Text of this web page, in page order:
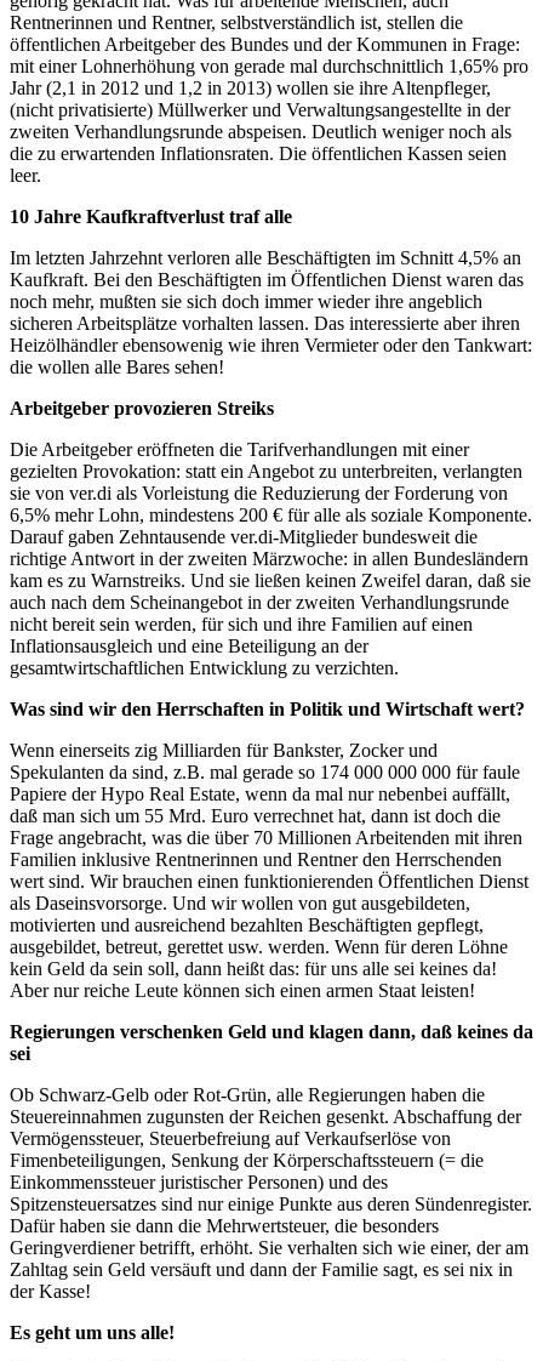
Rentnerinnen und Rentner, selbstverständlich ist, stellen die
öffentlichen Arbeitgeber des Bundes und der Kommunen in Frage:
mit einer Lohnerhöhung von gerade mal durchschnittlich 1,65% pro
Jahr (2,1 in 2012 und 1,2 in 2013) wollen sie ihre Altenpfleger,
(nicht privatisierte) Müllwerker und Verwaltungsangestellte in der
zweiten Verhandlungsrunde abspeisen. Deutlich weniger noch als
die zu erwartenden Inflationsraten. Die öffentlichen Kassen seien
leer.
10 Jahre Kaufkraftverlust traf alle
Im letzten Jahrzehnt verloren alle Beschäftigten im Schnitt 4,5% an
Kaufkraft. Bei den Beschäftigten im Öffentlichen Dienst waren das
noch mehr, mußten sie sich doch immer wieder ihre angeblich
sicheren Arbeitsplätze vorhalten lassen. Das interessierte aber ihren
Heizölhändler ebensowenig wie ihren Vermieter oder den Tankwart:
die wollen alle Bares sehen!
Arbeitgeber provozieren Streiks
Die Arbeitgeber eröffneten die Tarifverhandlungen mit einer
gezielten Provokation: statt ein Angebot zu unterbreiten, verlangten
sie von ver.di als Vorleistung die Reduzierung der Forderung von
6,5% mehr Lohn, mindestens 200 € für alle als soziale Komponente.
Darauf gaben Zehntausende ver.di-Mitglieder bundesweit die
richtige Antwort in der zweiten Märzwoche: in allen Bundesländern
kam es zu Warnstreiks. Und sie ließen keinen Zweifel daran, daß sie
auch nach dem Scheinangebot in der zweiten Verhandlungsrunde
nicht bereit sein werden, für sich und ihre Familien auf einen
Inflationsausgleich und eine Beteiligung an der
gesamtwirtschaftlichen Entwicklung zu verzichten.
Was sind wir den Herrschaften in Politik und Wirtschaft wert?
Wenn einerseits zig Milliarden für Bankster, Zocker und
Spekulanten da sind, z.B. mal gerade so 174 000 000 000 für faule
Papiere der Hypo Real Estate, wenn da mal nur nebenbei auffällt,
daß man sich um 55 Mrd. Euro verrechnet hat, dann ist doch die
Frage angebracht, was die über 70 Millionen Arbeitenden mit ihren
Familien inklusive Rentnerinnen und Rentner den Herrschenden
wert sind. Wir brauchen einen funktionierenden Öffentlichen Dienst
als Daseinsvorsorge. Und wir wollen von gut ausgebildeten,
motivierten und ausreichend bezahlten Beschäftigten gepflegt,
ausgebildet, betreut, gerettet usw. werden. Wenn für deren Löhne
kein Geld da sein soll, dann heißt das: für uns alle sei keines da!
Aber nur reiche Leute können sich einen armen Staat leisten!
Regierungen verschenken Geld und klagen dann, daß keines da
sei
Ob Schwarz-Gelb oder Rot-Grün, alle Regierungen haben die
Steuereinnahmen zugunsten der Reichen gesenkt. Abschaffung der
Vermögenssteuer, Steuerbefreiung auf Verkaufserlöse von
Fimenbeteiligungen, Senkung der Körperschaftssteuern (= die
Einkommenssteuer juristischer Personen) und des
Spitzensteuersatzes sind nur einige Punkte aus deren Sündenregister.
Dafür haben sie dann die Mehrwertsteuer, die besonders
Geringverdiener betrifft, erhöht. Sie verhalten sich wie einer, der am
Zahltag sein Geld versäuft und dann der Familie sagt, es sei nix in
der Kasse!
Es geht um uns alle!